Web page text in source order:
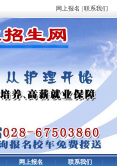
网上报名 联系我们
网上报名 联系我们